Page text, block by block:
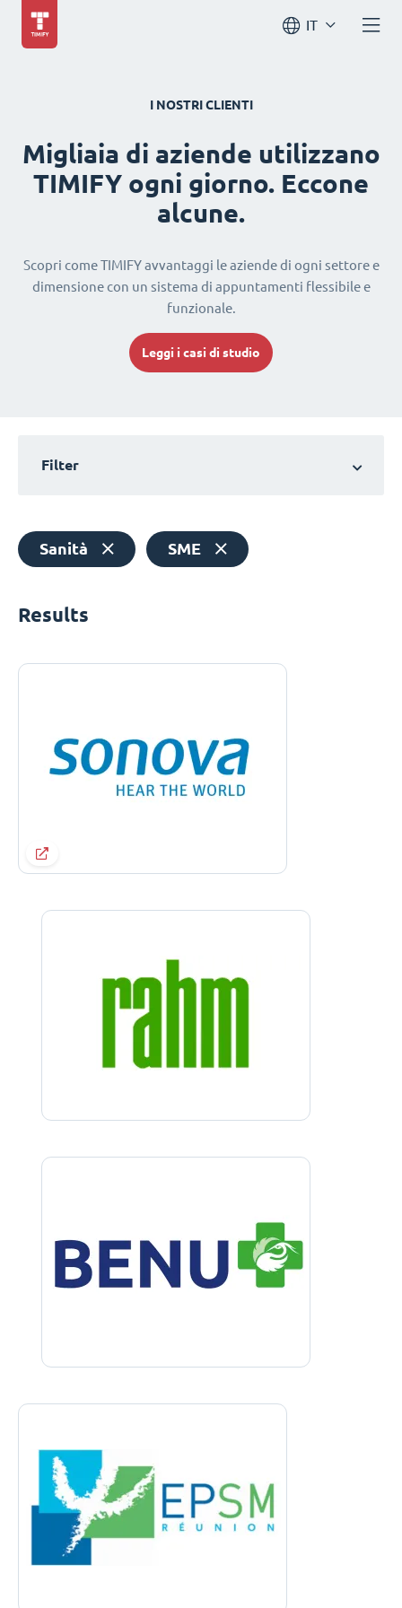
IT
I NOSTRI CLIENTI
Migliaia di aziende utilizzano
TIMIFY ogni giorno. Eccone
alcune.
Scopri come TIMIFY avvantaggi le aziende di ogni settore e
dimensione con un sistema di appuntamenti flessibile e
funzionale.
Leggi i casi di studio
Filter
Sanità SME
Results